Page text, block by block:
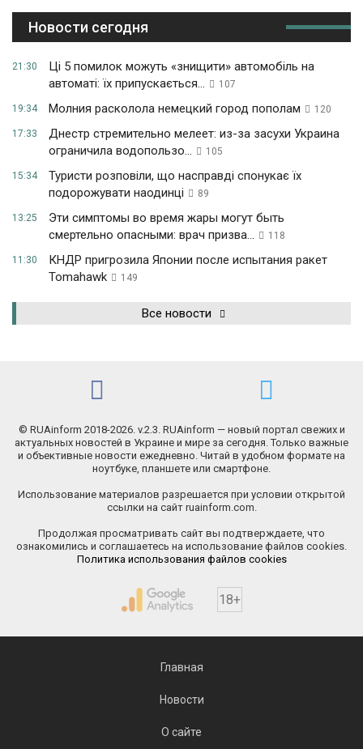
Новости сегодня
21:30
Ці 5 помилок можуть «знищити» автомобіль на
автоматі: їх припускається...
107
19:34 Молния расколола немецкий город пополам 120
17:33
Днестр стремительно мелеет: из-за засухи Украина
ограничила водопользо...
105
15:34
Туристи розповіли, що насправді спонукає їх
подорожувати наодинці
89
13:25
Эти симптомы во время жары могут быть
смертельно опасными: врач призва...
118
11:30
КНДР пригрозила Японии после испытания ракет
Tomahawk
149
Все новости
© RUAinform 2018-2026. v.2.3. RUAinform — новый портал свежих и
актуальных новостей в Украине и мире за сегодня. Только важные
и объективные новости ежедневно. Читай в удобном формате на
ноутбуке, планшете или смартфоне.
Использование материалов разрешается при условии открытой
ссылки на сайт ruainform.com.
Продолжая просматривать сайт вы подтверждаете, что
ознакомились и соглашаетесь на использование файлов cookies.
Политика использования файлов cookies
18+
Главная
Новости
О сайте